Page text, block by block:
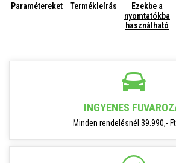
Paramétereket Termékleírás
Ezekbe a
nyomtatókba
használható
INGYENES
Minden rendelésnél 39.990,-